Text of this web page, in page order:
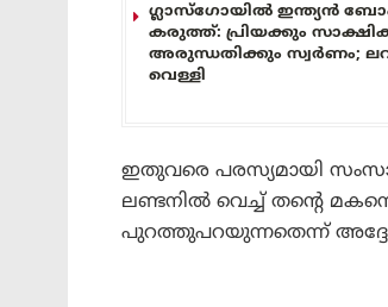
ഗ്ലാസ്‌ഗോയിൽ ഇന്ത്യൻ
കരുത്ത്: പ്രിയക്കും
അരുന്ധതിക്കും സ്വർണം;
വെള്ളി
ഇതുവരെ പരസ്യമായി
ലണ്ടനിൽ വെച്ച് തന്റെ
പുറത്തുപറയുന്നതെന്ന്